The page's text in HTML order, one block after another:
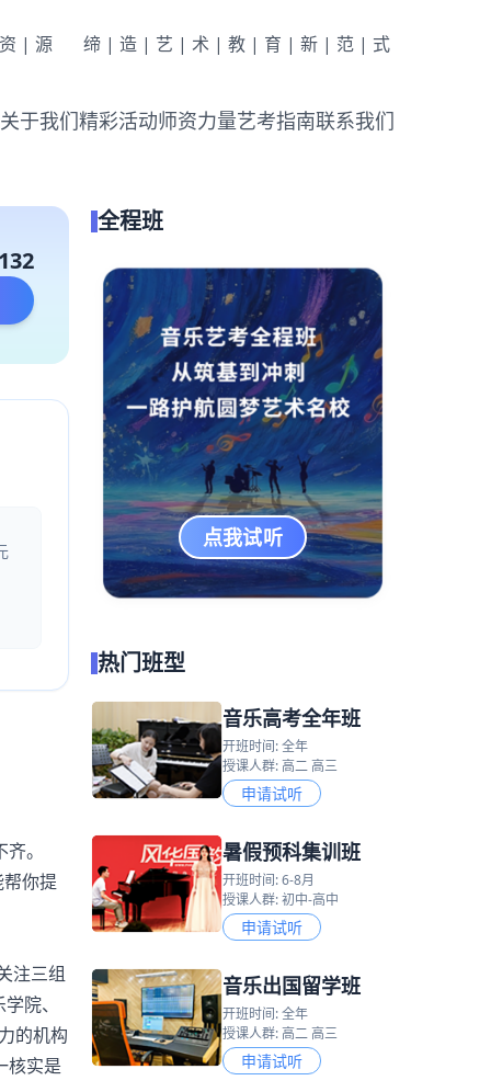
|源 缔|造|艺|术|教|育|新|范|式
关于我们精彩活动师资力量艺考指南联系我们
。
你提
注三组
院、
的机构
核实是
全程班
点我试听
热门班型
音乐高考全年班
开班时间: 全年
授课人群: 高二 高三
申请试听
暑假预科集训班
开班时间: 6-8月
授课人群: 初中-高中
申请试听
音乐出国留学班
开班时间: 全年
授课人群: 高二 高三
申请试听